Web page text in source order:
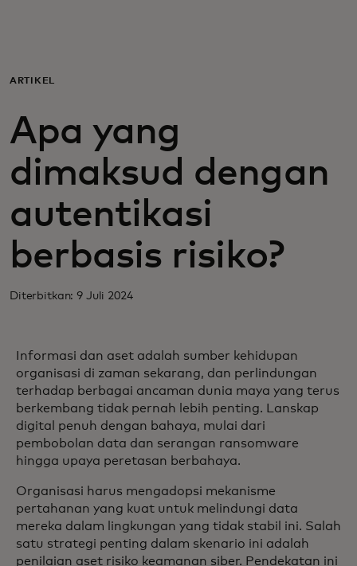
Untuk bisnis
Untuk dunia
Untuk inovator
Berita dan tren
ARTIKEL
Apa yang
dimaksud dengan
autentikasi
berbasis risiko?
Diterbitkan: 9 Juli 2024
Informasi dan aset adalah sumber kehidupan
organisasi di zaman sekarang, dan perlindungan
terhadap berbagai ancaman dunia maya yang terus
berkembang tidak pernah lebih penting. Lanskap
digital penuh dengan bahaya, mulai dari
pembobolan data dan serangan ransomware
hingga upaya peretasan berbahaya.
Organisasi harus mengadopsi mekanisme
pertahanan yang kuat untuk melindungi data
mereka dalam lingkungan yang tidak stabil ini. Salah
satu strategi penting dalam skenario ini adalah
penilaian aset risiko keamanan siber. Pendekatan ini